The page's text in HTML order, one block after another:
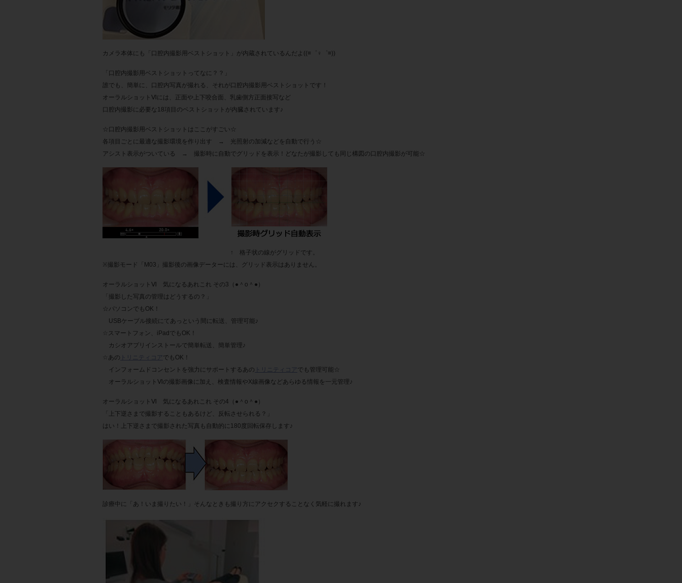
カメラ本体にも「口腔内撮影用ベストショット」が内蔵されているんだよ((≡゜♀゜≡))
「口腔内撮影用ベストショットってなに？？」
誰でも、簡単に、口腔内写真が撮れる、それが口腔内撮影用ベストショットです！
オーラルショットⅥには、正面や上下咬合面、乳歯側方正面接写など
口腔内撮影に必要な18項目のベストショットが内臓されています♪
☆口腔内撮影用ベストショットはここがすごい☆
各項目ごとに最適な撮影環境を作り出す → 光照射の加減などを自動で行う☆
アシスト表示がついている → 撮影時に自動でグリッドを表示！どなたが撮影しても同じ構図の口腔内撮影が可能☆
↑ 格子状の線がグリッドです。
※撮影モード「M03」撮影後の画像データーには、グリッド表示はありません。
オーラルショットⅥ 気になるあれこれ その3（●＾o＾●）
「撮影した写真の管理はどうするの？」
☆パソコンでもOK！
USBケーブル接続にてあっという間に転送、管理可能♪
☆スマートフォン、iPadでもOK！
カシオアプリインストールで簡単転送、簡単管理♪
☆あの トリニティコアでもOK！
インフォームドコンセントを強力にサポートするあの トリニティコアでも管理可能☆
オーラルショットⅥの撮影画像に加え、検査情報やX線画像などあらゆる情報を一元管理♪
オーラルショットⅥ 気になるあれこれ その4（●＾o＾●）
「上下逆さまで撮影することもあるけど、反転させられる？」
はい！上下逆さまで撮影された写真も自動的に180度回転保存します♪
診療中に「あ！いま撮りたい！」そんなときも撮り方にアクセクすることなく気軽に撮れます♪